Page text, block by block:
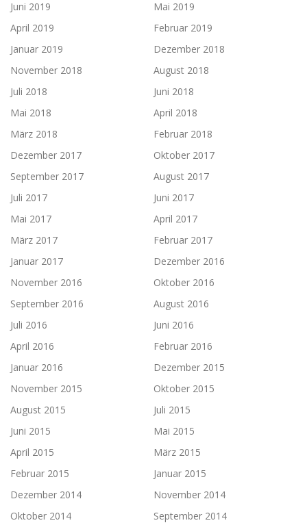
Juni 2019
Mai 2019
April 2019
Februar 2019
Januar 2019
Dezember 2018
November 2018
August 2018
Juli 2018
Juni 2018
Mai 2018
April 2018
März 2018
Februar 2018
Dezember 2017
Oktober 2017
September 2017
August 2017
Juli 2017
Juni 2017
Mai 2017
April 2017
März 2017
Februar 2017
Januar 2017
Dezember 2016
November 2016
Oktober 2016
September 2016
August 2016
Juli 2016
Juni 2016
April 2016
Februar 2016
Januar 2016
Dezember 2015
November 2015
Oktober 2015
August 2015
Juli 2015
Juni 2015
Mai 2015
April 2015
März 2015
Februar 2015
Januar 2015
Dezember 2014
November 2014
Oktober 2014
September 2014